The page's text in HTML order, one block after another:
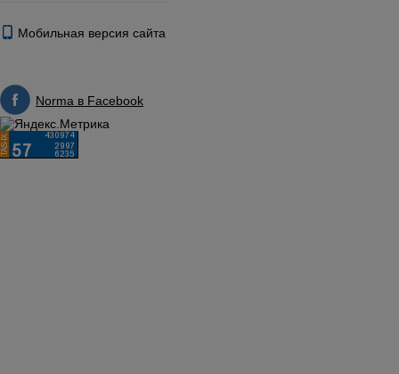
Мобильная версия сайта
Norma в Facebook